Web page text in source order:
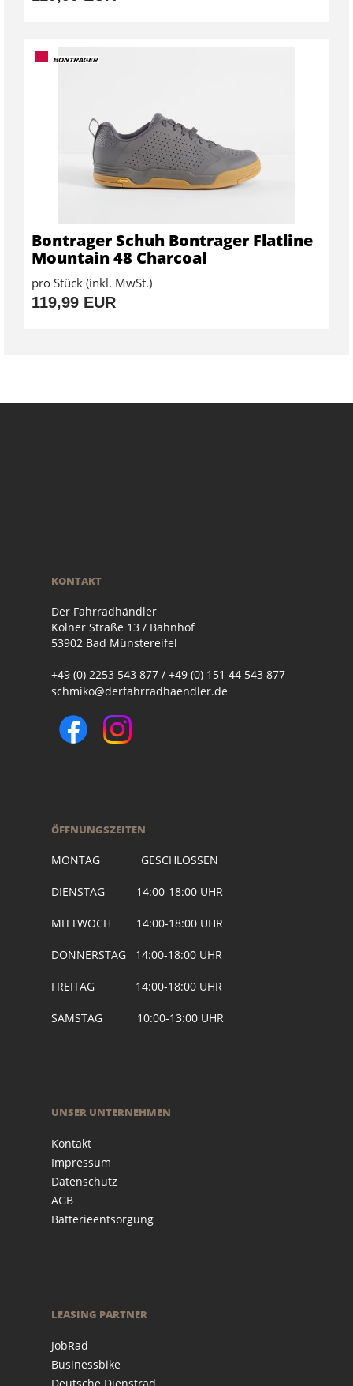
Bontrager Schuh Bontrager Flatline
Mountain 48 Charcoal
pro Stück (inkl. MwSt.)
119,99 EUR
KONTAKT
Der Fahrradhändler
Kölner Straße 13 / Bahnhof
53902 Bad Münstereifel
+49 (0) 2253 543 877 / +49 (0) 151 44 543 877
schmiko@derfahrradhaendler.de
ÖFFNUNGSZEITEN
MONTAG GESCHLOSSEN
DIENSTAG 14:00-18:00 UHR
MITTWOCH 14:00-18:00 UHR
DONNERSTAG 14:00-18:00 UHR
FREITAG 14:00-18:00 UHR
SAMSTAG 10:00-13:00 UHR
UNSER UNTERNEHMEN
Kontakt
Impressum
Datenschutz
AGB
Batterieentsorgung
LEASING PARTNER
JobRad
Businessbike
Deutsche Dienstrad